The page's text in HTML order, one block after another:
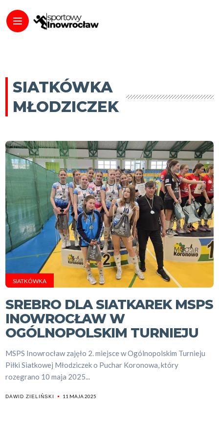
SIATKÓWKA
MŁODZICZEK
SIATKÓWKA
SREBRO DLA SIATKAREK MSPS
INOWROCŁAW W
OGÓLNOPOLSKIM TURNIEJU
MSPS Inowrocław zajęło 2. miejsce w Ogólnopolskim Turnieju
Piłki Siatkowej Młodziczek o Puchar Koronowa, który
rozegrano 10 maja 2025...
DAWID ZIELIŃSKI 11 MAJA 2025